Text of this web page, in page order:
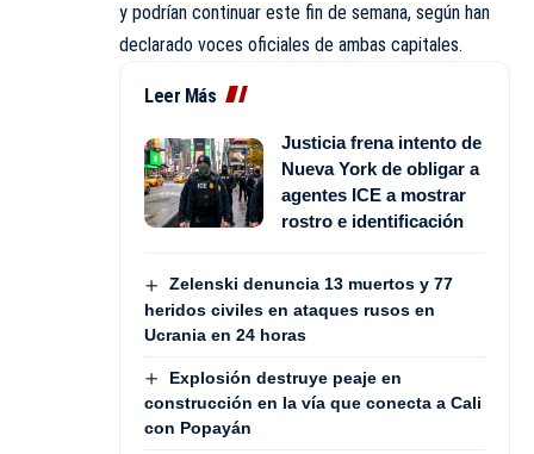
y podrían continuar este fin de semana, según han
declarado voces oficiales de ambas capitales.
Leer Más
Justicia frena intento de
Nueva York de obligar a
agentes ICE a mostrar
rostro e identificación
Zelenski denuncia 13 muertos y 77
heridos civiles en ataques rusos en
Ucrania en 24 horas
Explosión destruye peaje en
construcción en la vía que conecta a Cali
con Popayán